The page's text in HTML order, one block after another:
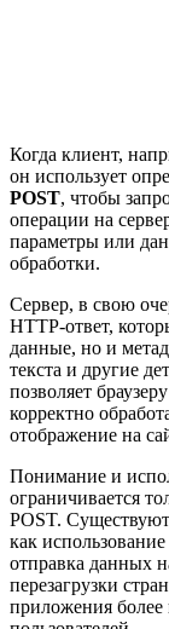
Когда клиент,
он использует
POST, чтобы
операции на
параметры или
обработки.
Сервер, в свою
HTTP-ответ,
данные, но и
текста и другие
позволяет
корректно
отображение на
Понимание и
ограничивается
POST.
как
отправка данных
перезагрузки
приложения